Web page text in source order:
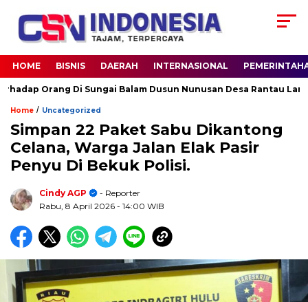
HOME BISNIS DAERAH INTERNASIONAL
Orang Di Sungai Balam Dusun Nunusan Desa Rantau Langsat
Home / Uncategorized
Simpan 22 Paket Sabu Dikantong
Celana, Warga Jalan Elak Pasir
Penyu Di Bekuk Polisi.
Cindy AGP
- Reporter
Rabu, 8 April 2026 - 14:00 WIB